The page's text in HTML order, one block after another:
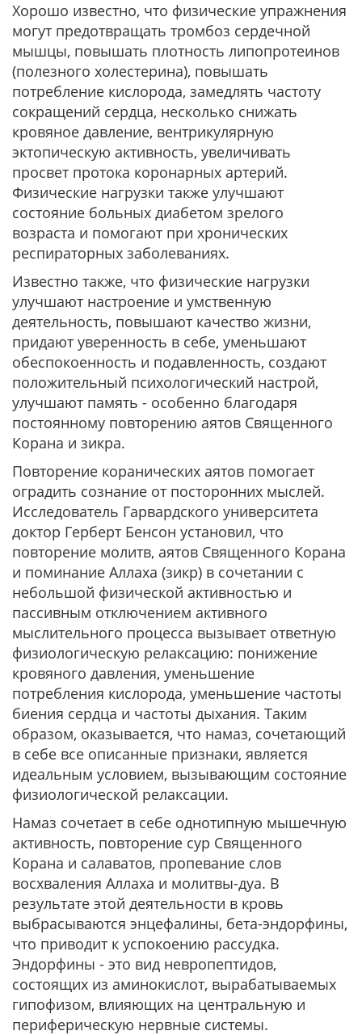
Хорошо известно, что физические упражнения
могут предотвращать тромбоз сердечной
мышцы, повышать плотность липопротеинов
(полезного холестерина), повышать
потребление кислорода, замедлять частоту
сокращений сердца, несколько снижать
кровяное давление, вентрикулярную
эктопическую активность, увеличивать
просвет протока коронарных артерий.
Физические нагрузки также улучшают
состояние больных диабетом зрелого
возраста и помогают при хронических
респираторных заболеваниях.
Известно также, что физические нагрузки
улучшают настроение и умственную
деятельность, повышают качество жизни,
придают уверенность в себе, уменьшают
обеспокоенность и подавленность, создают
положительный психологический настрой,
улучшают память - особенно благодаря
постоянному повторению аятов Священного
Корана и зикра.
Повторение коранических аятов помогает
оградить сознание от посторонних мыслей.
Исследователь Гарвардского университета
доктор Герберт Бенсон установил, что
повторение молитв, аятов Священного Корана
и поминание Аллаха (зикр) в сочетании с
небольшой физической активностью и
пассивным отключением активного
мыслительного процесса вызывает ответную
физиологическую релаксацию: понижение
кровяного давления, уменьшение
потребления кислорода, уменьшение частоты
биения сердца и частоты дыхания. Таким
образом, оказывается, что намаз, сочетающий
в себе все описанные признаки, является
идеальным условием, вызывающим состояние
физиологической релаксации.
Намаз сочетает в себе однотипную мышечную
активность, повторение сур Священного
Корана и салаватов, пропевание слов
восхваления Аллаха и молитвы-дуа. В
результате этой деятельности в кровь
выбрасываются энцефалины, бета-эндорфины,
что приводит к успокоению рассудка.
Эндорфины - это вид невропептидов,
состоящих из аминокислот, вырабатываемых
гипофизом, влияющих на центральную и
периферическую нервные системы.